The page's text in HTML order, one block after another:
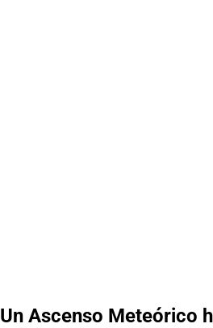
Un Ascenso Meteórico